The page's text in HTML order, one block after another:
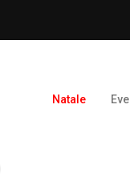
Natale